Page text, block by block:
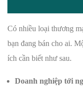
Có nhiều loại thương
bạn đang bán cho ai.
ích cần biết như sau.
Doanh nghiệp tới